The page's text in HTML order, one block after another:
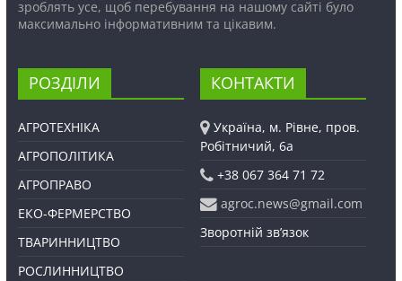
зроблять усе, щоб перебування на нашому сайті було
максимально інформативним та цікавим.
РОЗДІЛИ
АГРОТЕХНІКА
АГРОПОЛІТИКА
АГРОПРАВО
ЕКО-ФЕРМЕРСТВО
ТВАРИННИЦТВО
РОСЛИННИЦТВО
КОНТАКТИ
Україна, м. Рівне, пров.
Робітничий, 6а
+38 067 364 71 72
agroc.news@gmail.com
Зворотній зв’язок